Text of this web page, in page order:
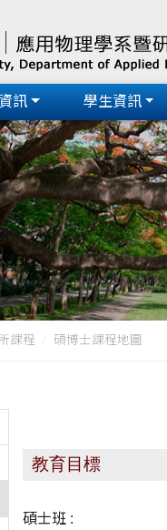
訊 學生資訊
課程 碩博士課程地圖
教育目標
碩士班 :